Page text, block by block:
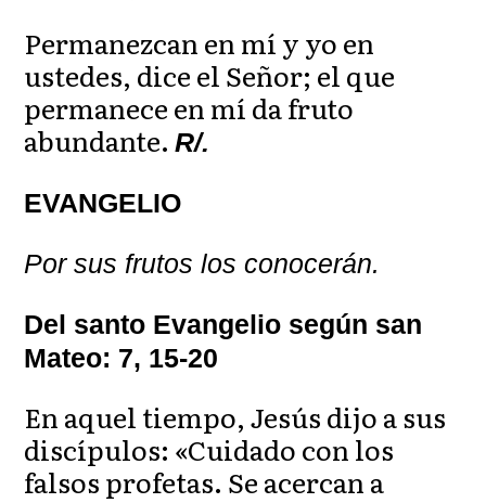
Permanezcan en mí y yo en
ustedes, dice el Señor; el que
permanece en mí da fruto
abundante.R/.
EVANGELIO
Por sus frutos los conocerán.
Del santo Evangelio según san
Mateo: 7, 15-20
En aquel tiempo, Jesús dijo a sus
discípulos: «Cuidado con los
falsos profetas. Se acercan a